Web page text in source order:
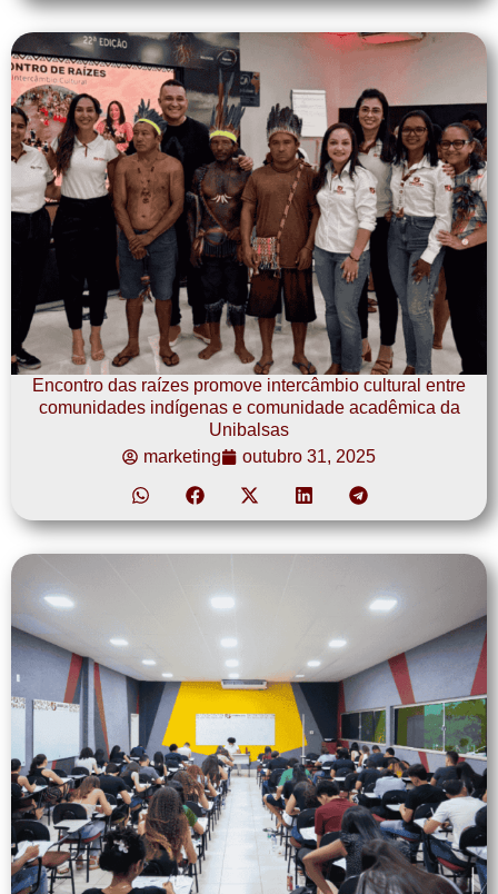
Encontro das raízes promove intercâmbio cultural entre
comunidades indígenas e comunidade acadêmica da
Unibalsas
marketing
outubro 31, 2025